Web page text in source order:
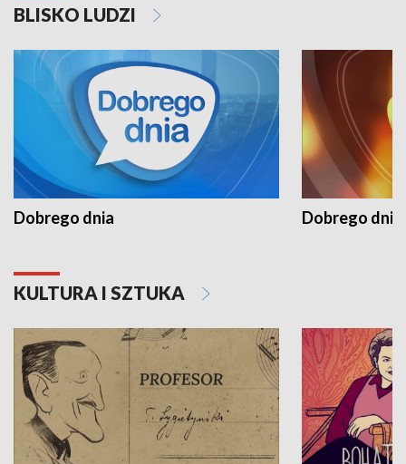
BLISKO LUDZI
Dobrego dnia Dobrego dnia
KULTURA I SZTUKA